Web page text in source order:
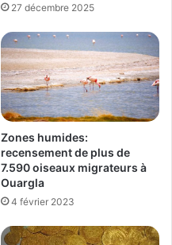
27 décembre 2025
Zones humides:
recensement de plus de
7.590 oiseaux migrateurs à
Ouargla
4 février 2023